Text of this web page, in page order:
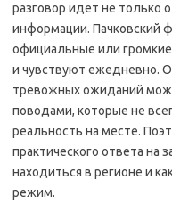
разговор идет не только
информации. Пачковский
официальные или
и чувствуют ежедневно.
тревожных ожиданий
поводами, которые не
реальность на месте.
практического ответа на
находиться в регионе и
режим.